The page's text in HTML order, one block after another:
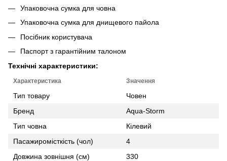
Упаковочна сумка для човна
Упаковочна сумка для днищевого пайола
Посібник користувача
Паспорт з гарантійним талоном
Технічні характеристики:
Характеристика Значення
Тип товару
Човен
Бренд
Aqua-Storm
Тип човна
Кілевий
Пасажиромісткість (чол)
4
Довжина зовнішня (см)
330